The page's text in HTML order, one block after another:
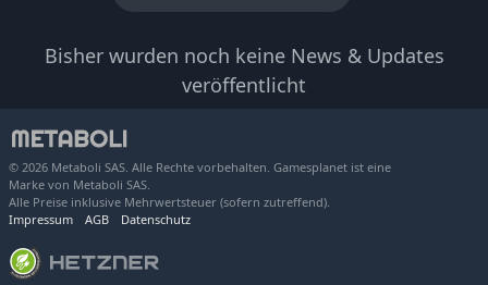
Bisher wurden noch keine News & Updates
veröffentlicht
© 2026 Metaboli SAS. Alle Rechte vorbehalten. Gamesplanet ist eine
Marke von Metaboli SAS.
Alle Preise inklusive Mehrwertsteuer (sofern zutreffend).
Impressum
AGB Datenschutz